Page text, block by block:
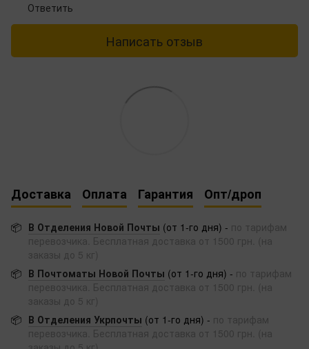
Ответить
Написать отзыв
Доставка Оплата Гарантия Опт/дроп
📦 В Отделения Новой Почты (от 1-го дня) - по тарифам
перевозчика. Бесплатная доставка от 1500 грн. (на
заказы до 5 кг)
📦 В Почтоматы Новой Почты (от 1-го дня) - по тарифам
перевозчика. Бесплатная доставка от 1500 грн. (на
заказы до 5 кг)
📦 В Отделения Укрпочты (от 1-го дня) - по тарифам
перевозчика. Бесплатная доставка от 1500 грн. (на